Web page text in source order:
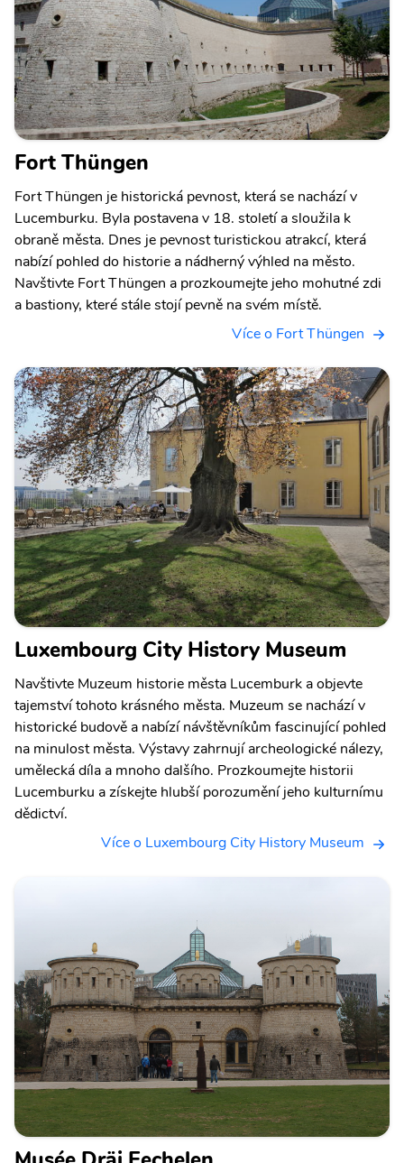
Fort Thüngen
Fort Thüngen je historická pevnost, která se nachází v
Lucemburku. Byla postavena v 18. století a sloužila k
obraně města. Dnes je pevnost turistickou atrakcí, která
nabízí pohled do historie a nádherný výhled na město.
Navštivte Fort Thüngen a prozkoumejte jeho mohutné zdi
a bastiony, které stále stojí pevně na svém místě.
Více o Fort Thüngen
Luxembourg City History Museum
Navštivte Muzeum historie města Lucemburk a objevte
tajemství tohoto krásného města. Muzeum se nachází v
historické budově a nabízí návštěvníkům fascinující pohled
na minulost města. Výstavy zahrnují archeologické nálezy,
umělecká díla a mnoho dalšího. Prozkoumejte historii
Lucemburku a získejte hlubší porozumění jeho kulturnímu
dědictví.
Více o Luxembourg City History Museum